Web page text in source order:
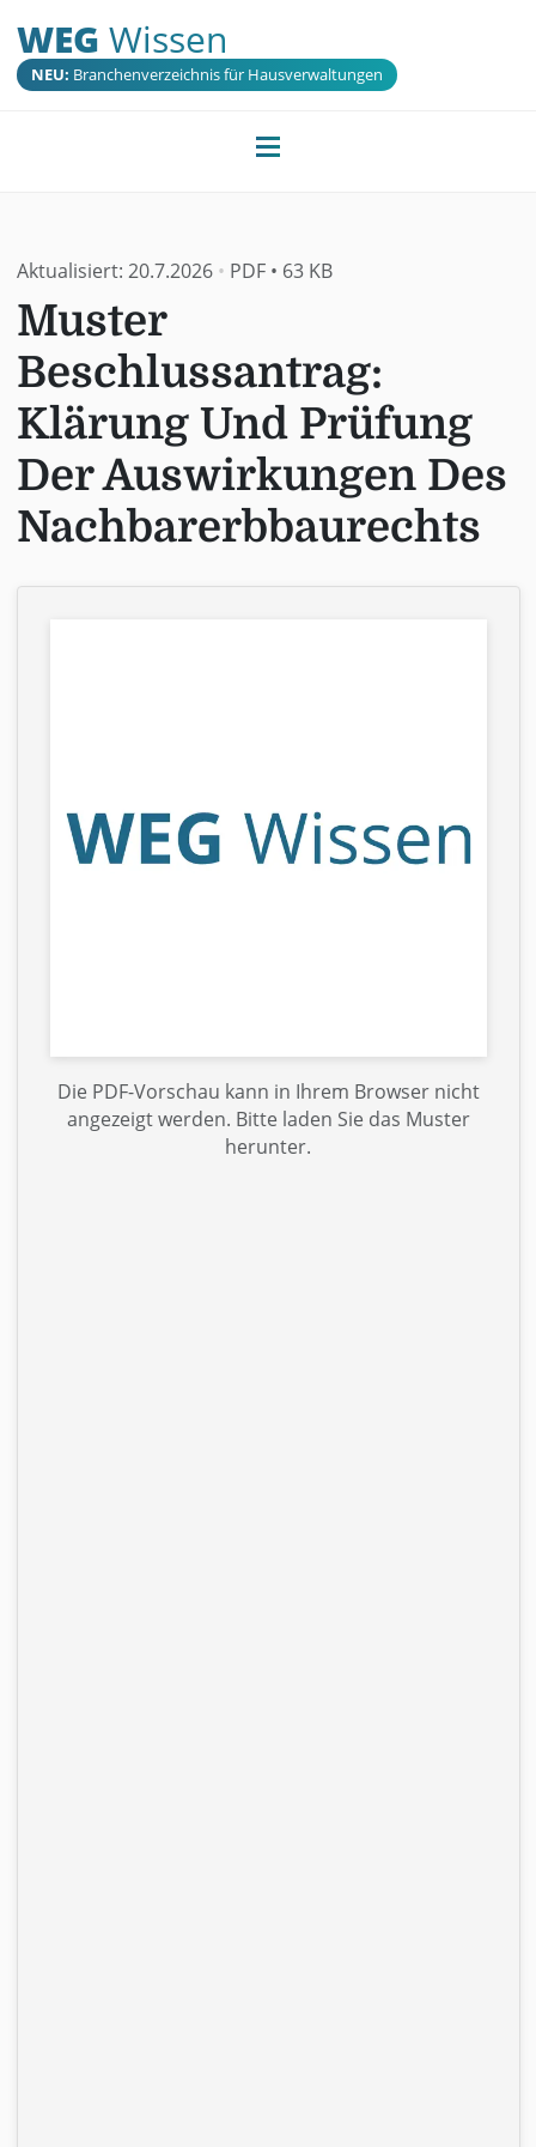
WEG Wissen
NEU: Branchenverzeichnis für Hausverwaltungen
Aktualisiert: 20.7.2026• PDF• 63 KB
Muster
Beschlussantrag:
Klärung Und Prüfung
Der Auswirkungen Des
Nachbarerbbaurechts
Die PDF-Vorschau kann in Ihrem Browser nicht
angezeigt werden. Bitte laden Sie das Muster
herunter.